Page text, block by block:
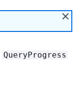
QueryProgress